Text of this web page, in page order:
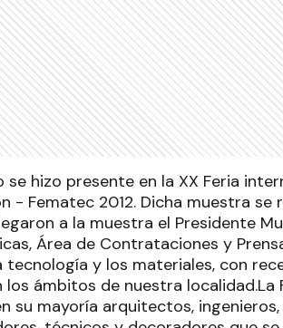
se hizo presente en la XX Feria
Fematec 2012. Dicha muestra se
a la muestra el Presidente
Área de Contrataciones y
y los materiales, con
ámbitos de nuestra localidad.La
su mayoría arquitectos,